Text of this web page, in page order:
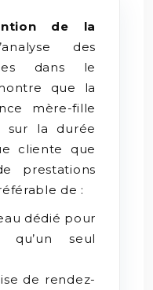
de la
des
dans le
que la
mère-fille
sur la durée
cliente que
prestations
de :
dédié pour
qu’un seul
de rendez-